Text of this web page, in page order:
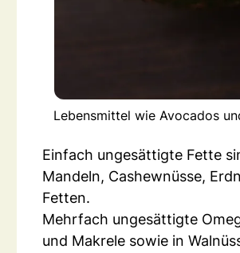
Lebensmittel wie Avocados
Einfach ungesättigte Fette
Mandeln, Cashewnüsse,
Fetten.
Mehrfach ungesättigte
und Makrele sowie in